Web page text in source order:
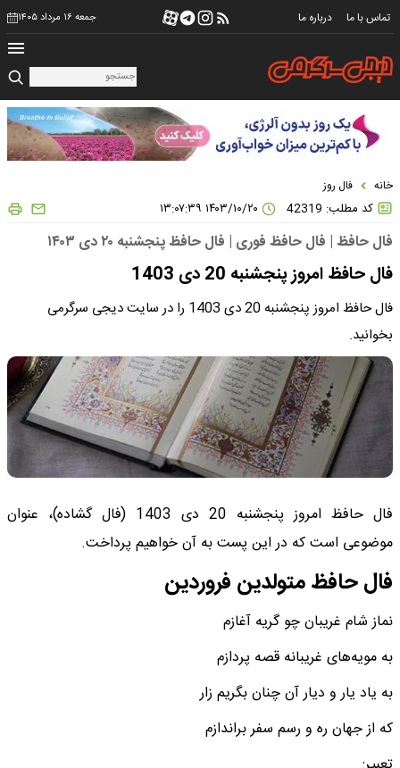
تماس با ما درباره ما جمعه ۱۶ مرداد ۱۴۰۵
خانه فال روز
کد مطلب: 42319
فال حافظ | فال حافظ فوری | فال حافظ پنجشنبه ۲۰ دی ۱۴۰۳
فال حافظ امروز پنجشنبه 20 دی 1403
فال حافظ امروز پنجشنبه 20 دی 1403 را در سایت دیجی سرگرمی
بخوانید.
فال حافظ امروز پنجشنبه 20 دی 1403 (فال گشاده)، عنوان
موضوعی است که در این پست به آن خواهیم پرداخت.
فال حافظ متولدین فروردین
نماز شام غریبان چو گریه آغازم
به مویه‌های غریبانه قصه پردازم
به یاد یار و دیار آن چنان بگریم زار
که از جهان ره و رسم سفر براندازم